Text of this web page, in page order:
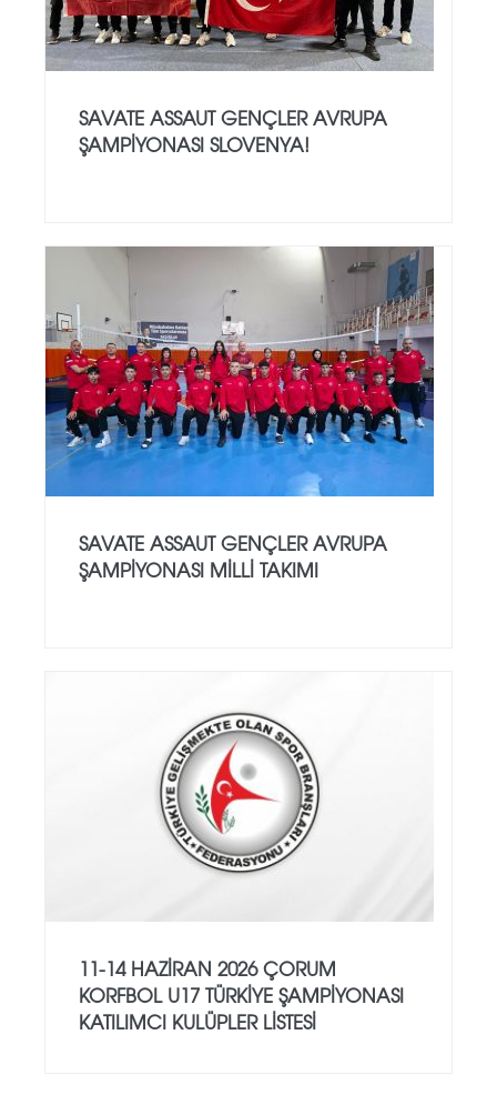
SAVATE ASSAUT GENÇLER AVRUPA
ŞAMPİYONASI SLOVENYA!
SAVATE ASSAUT GENÇLER AVRUPA
ŞAMPİYONASI MİLLİ TAKIMI
11-14 HAZİRAN 2026 ÇORUM
KORFBOL U17 TÜRKİYE ŞAMPİYONASI
KATILIMCI KULÜPLER LİSTESİ